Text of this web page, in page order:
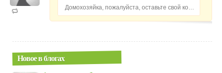
Домохозяйка, пожалуйста, оставьте свой комментарий...
Новое в блогах